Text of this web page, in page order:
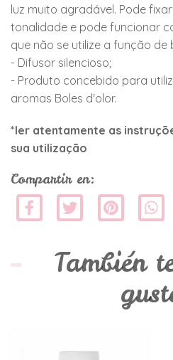
luz muito agradável. Pode
tonalidade e pode funcionar
que não se utilize a função de
- Difusor silencioso;
- Produto concebido para
aromas Boles d'olor.
*ler atentamente as
sua utilização
Compartir en:
También